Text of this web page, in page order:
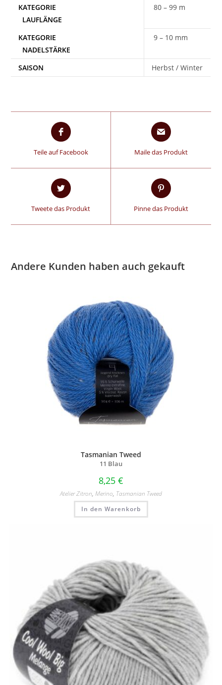
80 – 99 m
9 – 10 mm
SAISON Herbst / Winter
Teile auf Facebook Maile das Produkt
Tweete das Produkt Pinne das Produkt
Andere Kunden haben auch gekauft
Tasmanian Tweed
11 Blau
8,25 €
Atelier Zitron, Merino, Tasmanian Tweed
In den Warenkorb